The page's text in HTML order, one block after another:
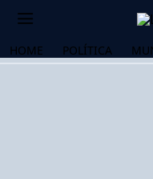
HOME POLÍTICA